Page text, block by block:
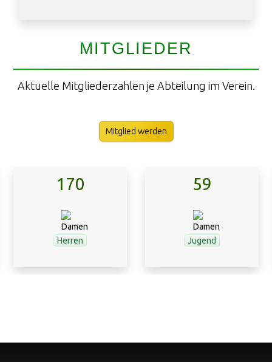
MITGLIEDER
Aktuelle Mitgliederzahlen je Abteilung im Verein.
Mitglied werden
170
Herren
59
Jugend